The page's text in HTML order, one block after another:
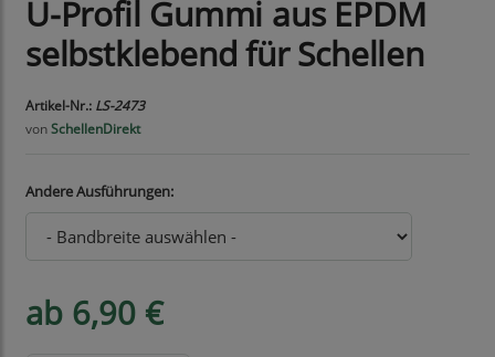
U-Profil Gummi aus EPDM
selbstklebend für Schellen
Artikel-Nr.: LS-2473
vonSchellenDirekt
Andere Ausführungen:
ab 6,90 €